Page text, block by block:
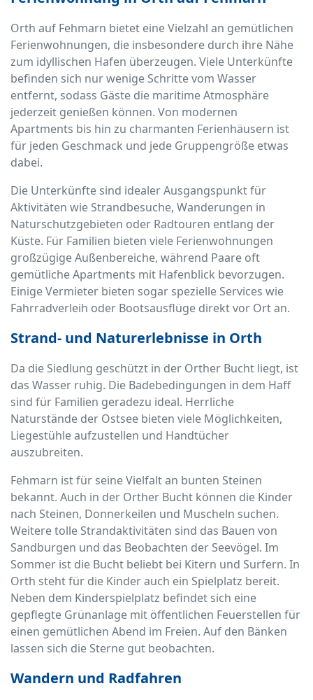
Orth auf Fehmarn bietet eine Vielzahl an gemütlichen
Ferienwohnungen, die insbesondere durch ihre Nähe
zum idyllischen Hafen überzeugen. Viele Unterkünfte
befinden sich nur wenige Schritte vom Wasser
entfernt, sodass Gäste die maritime Atmosphäre
jederzeit genießen können. Von modernen
Apartments bis hin zu charmanten Ferienhäusern ist
für jeden Geschmack und jede Gruppengröße etwas
dabei.
Die Unterkünfte sind idealer Ausgangspunkt für
Aktivitäten wie Strandbesuche, Wanderungen in
Naturschutzgebieten oder Radtouren entlang der
Küste. Für Familien bieten viele Ferienwohnungen
großzügige Außenbereiche, während Paare oft
gemütliche Apartments mit Hafenblick bevorzugen.
Einige Vermieter bieten sogar spezielle Services wie
Fahrradverleih oder Bootsausflüge direkt vor Ort an.
Strand- und Naturerlebnisse in Orth
Da die Siedlung geschützt in der Orther Bucht liegt, ist
das Wasser ruhig. Die Badebedingungen in dem Haff
sind für Familien geradezu ideal. Herrliche
Naturstände der Ostsee bieten viele Möglichkeiten,
Liegestühle aufzustellen und Handtücher
auszubreiten.
Fehmarn ist für seine Vielfalt an bunten Steinen
bekannt. Auch in der Orther Bucht können die Kinder
nach Steinen, Donnerkeilen und Muscheln suchen.
Weitere tolle Strandaktivitäten sind das Bauen von
Sandburgen und das Beobachten der Seevögel. Im
Sommer ist die Bucht beliebt bei Kitern und Surfern. In
Orth steht für die Kinder auch ein Spielplatz bereit.
Neben dem Kinderspielplatz befindet sich eine
gepflegte Grünanlage mit öffentlichen Feuerstellen für
einen gemütlichen Abend im Freien. Auf den Bänken
lassen sich die Sterne gut beobachten.
Wandern und Radfahren